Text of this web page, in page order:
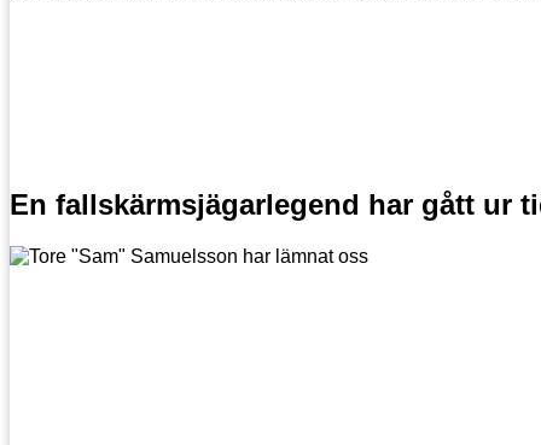
En fallskärmsjägarlegend har gått ur